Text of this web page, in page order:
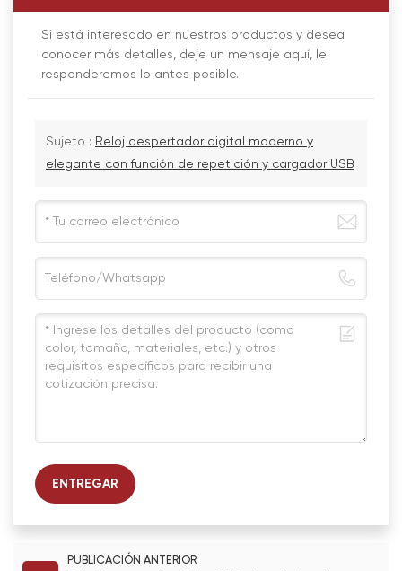
Si está interesado en nuestros productos y desea
conocer más detalles, deje un mensaje aquí, le
responderemos lo antes posible.
Sujeto : Reloj despertador digital moderno y
elegante con función de repetición y cargador USB
ENTREGAR
PUBLICACIÓN ANTERIOR